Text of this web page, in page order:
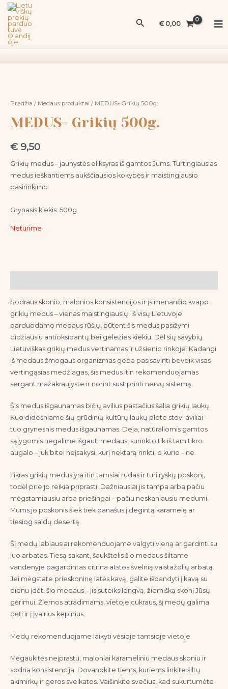
Pereiti
prie
turinio
Paieška
€0,00
Pradžia / Medaus produktai / MEDUS- Grikių 500g.
MEDUS- Grikių 500g.
€9,50
Grikių medus – jaunystės eliksyras iš gamtos Jums. Turtingiausias
medus ieškantiems aukščiausios kokybės ir maistingiausio
pasirinkimo.
Grynasis kiekis: 500g.
Neturime
Sodraus skonio, malonios konsistencijos ir įsimenančio kvapo
grikių medus – vienas maistingiausių. Iš visų Lietuvoje
parduodamo medaus rūšių, būtent šis medus pasižymi
didžiausiu antioksidantų bei geležies kiekiu. Dėl šių savybių
Lietuviškas grikių medus vertinamas ir užsienio rinkoje. Kadangi
iš medaus žmogaus organizmas geba pasisavinti beveik visas
vertingąsias medžiagas, šis medus itin rekomenduojamas
sergant mažakraujyste ir norint sustiprinti nervų sistemą.
Šis medus išgaunamas bičių avilius pastačius šalia grikių laukų.
Kuo didesniame šių grūdinių kultūrų laukų plote stovi aviliai –
tuo grynesnis medus išgaunamas. Deja, natūraliomis gamtos
sąlygomis negalime išgauti medaus, surinkto tik iš tam tikro
augalo – juk bitei neįsakysi, kurį nektarą rinkti, o kurio – ne.
Tikras grikių medus yra itin tamsiai rudas ir turi ryškų poskonį,
todėl prie jo reikia priprasti. Dažniausiai jis tampa arba pačiu
mėgstamiausiu arba priešingai – pačiu neskaniausiu medumi.
Mums jo poskonis šiek tiek panašus į degintą karamelę ar
tiesiog saldų desertą.
Šį medų labiausiai rekomenduojame valgyti vieną ar gardinti su
juo arbatas. Tiesą sakant, šaukštelis šio medaus šiltame
vandenyje pagardintas citrina atstos švelnią vaistažolių arbatą.
Jei mėgstate prieskoninę latės kavą, galite išbandyti į kavą su
pienu įdėti šio medaus – jis suteiks lengvą, žiemišką skonį Jūsų
gėrimui. Žiemos atradimams, vietoje cukraus, šį medų galima
dėti ir į įvairius kepinius.
Medų rekomenduojame laikyti vėsioje tamsioje vietoje.
Mėgaukitės neįprastu, maloniai karameliniu medaus skoniu ir
sodria konsistencija. Dovanokite tiems, kuriems linkite šiltų
akimirkų ir geros sveikatos. Vaišinkite svečius, kad sukurtumėte